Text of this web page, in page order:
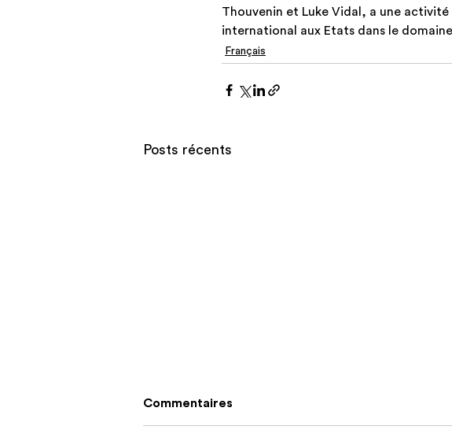
Thouvenin et Luke Vidal, a une
international aux Etats dans le
Français
Posts récents
Commentaires